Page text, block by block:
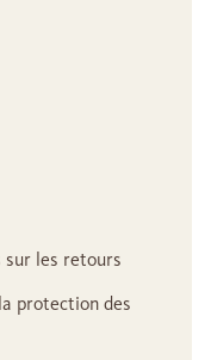
les retours
protection des